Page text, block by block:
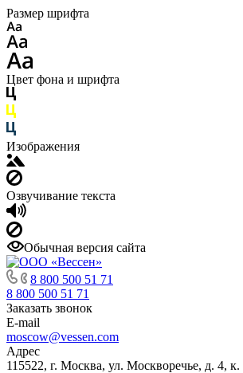
Размер шрифта
Цвет фона и шрифта
Изображения
Озвучивание текста
Обычная версия сайта
8 800 500 51 71
8 800 500 51 71
Заказать звонок
E-mail
moscow@vessen.com
Адрес
115522, г. Москва, ул. Москворечье, д. 4,